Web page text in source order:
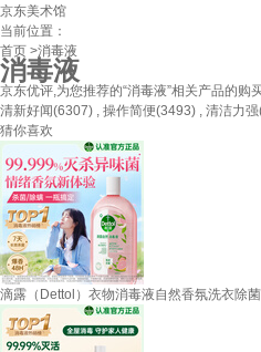
京东美术馆
当前位置：
首页 >消毒液
消毒液
京东优评,为您推荐的“消毒液”相关产品的购
清新好闻(6307) , 操作简便(3493) , 清洁力
猜你喜欢
滴露（Dettol）衣物消毒液自然香氛洗衣除